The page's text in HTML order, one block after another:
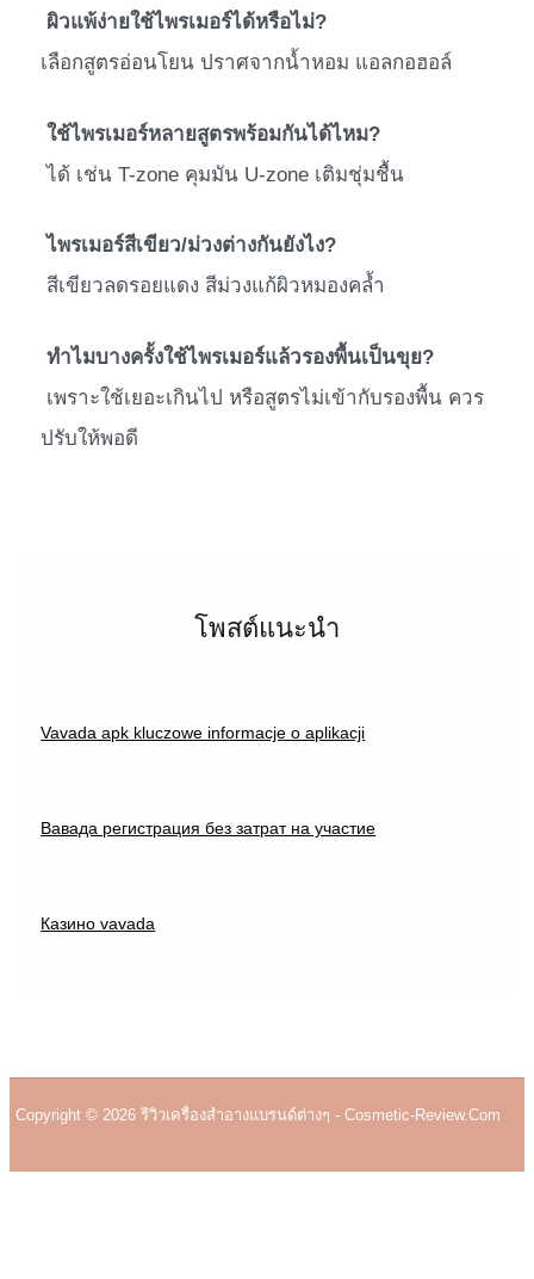
ผิวแพ้ง่ายใช้ไพรเมอร์ได้หรือไม่?
เลือกสูตรอ่อนโยน ปราศจากน้ำหอม แอลกอฮอล์
ใช้ไพรเมอร์หลายสูตรพร้อมกันได้ไหม?
ได้ เช่น T-zone คุมมัน U-zone เติมชุ่มชื้น
ไพรเมอร์สีเขียว/ม่วงต่างกันยังไง?
สีเขียวลดรอยแดง สีม่วงแก้ผิวหมองคล้ำ
ทำไมบางครั้งใช้ไพรเมอร์แล้วรองพื้นเป็นขุย?
เพราะใช้เยอะเกินไป หรือสูตรไม่เข้ากับรองพื้น ควร
ปรับให้พอดี
โพสต์แนะนำ
Vavada apk kluczowe informacje o aplikacji
Вавада регистрация без затрат на участие
Казино vavada
Copyright © 2026 รีวิวเครื่องสำอางแบรนด์ต่างๆ - Cosmetic-Review.com